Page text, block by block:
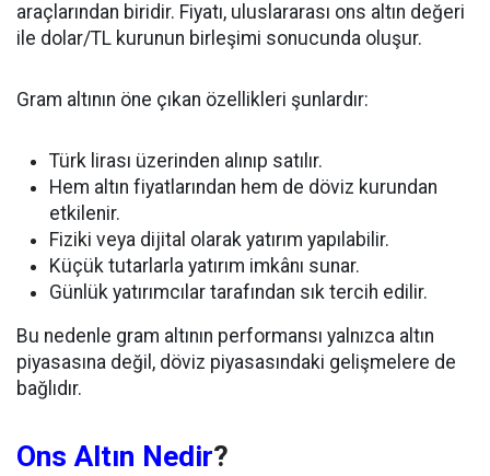
araçlarından biridir. Fiyatı, uluslararası ons altın değeri
ile dolar/TL kurunun birleşimi sonucunda oluşur.
Gram altının öne çıkan özellikleri şunlardır:
Türk lirası üzerinden alınıp satılır.
Hem altın fiyatlarından hem de döviz kurundan
etkilenir.
Fiziki veya dijital olarak yatırım yapılabilir.
Küçük tutarlarla yatırım imkânı sunar.
Günlük yatırımcılar tarafından sık tercih edilir.
Bu nedenle gram altının performansı yalnızca altın
piyasasına değil, döviz piyasasındaki gelişmelere de
bağlıdır.
Ons Altın Nedir?